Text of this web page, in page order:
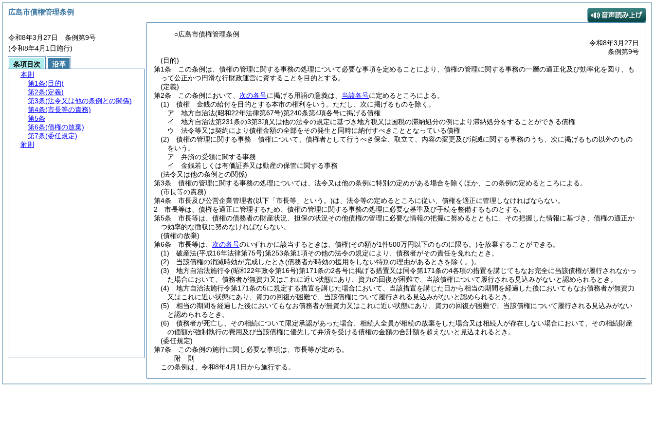
○広島市債権管理条例
令和8年3月27日
条例第9号
(目的)
第1条
この条例は、債権の管理に関する事務の処理について必要な事項を定めることにより、債権の管理に関する事務の一層の適正化及び効率化を図り、も
って公正かつ円滑な行財政運営に資することを目的とする。
(定義)
第2条
この条例において、 次の各号に掲げる用語の意義は、 当該各号に定めるところによる。
(1)
債権 金銭の給付を目的とする本市の権利をいう。 ただし、次に掲げるものを除く。
ア
地方自治法(昭和22年法律第67号)第240条第4項各号に掲げる債権
イ
地方自治法第231条の3第3項又は他の法令の規定に基づき地方税又は国税の滞納処分の例により滞納処分をすることができる債権
ウ
法令等又は契約により債権金額の全部をその発生と同時に納付すべきこととなっている債権
(2)
債権の管理に関する事務 債権について、債権者として行うべき保全、取立て、内容の変更及び消滅に関する事務のうち、次に掲げるもの以外のもの
をいう。
ア
弁済の受領に関する事務
イ
金銭若しくは有価証券又は動産の保管に関する事務
(法令又は他の条例との関係)
第3条
債権の管理に関する事務の処理については、法令又は他の条例に特別の定めがある場合を除くほか、この条例の定めるところによる。
(市長等の責務)
第4条
市長及び公営企業管理者(以下「市長等」という。)は、法令等の定めるところに従い、債権を適正に管理しなければならない。
2
市長等は、債権を適正に管理するため、債権の管理に関する事務の処理に必要な基準及び手続を整備するものとする。
第5条
市長等は、債権の債務者の財産状況、担保の状況その他債権の管理に必要な情報の把握に努めるとともに、その把握した情報に基づき、債権の適正か
つ効率的な徴収に努めなければならない。
(債権の放棄)
第6条
市長等は、 次の各号のいずれかに該当するときは、債権(その額が1件500万円以下のものに限る。)を放棄することができる。
(1)
破産法(平成16年法律第75号)第253条第1項その他の法令の規定により、債務者がその責任を免れたとき。
(2)
当該債権の消滅時効が完成したとき(債務者が時効の援用をしない特別の理由があるときを除く。)。
(3)
地方自治法施行令(昭和22年政令第16号)第171条の2各号に掲げる措置又は同令第171条の4各項の措置を講じてもなお完全に当該債権が履行されなかっ
た場合において、債務者が無資力又はこれに近い状態にあり、資力の回復が困難で、当該債権について履行される見込みがないと認められるとき。
(4)
地方自治法施行令第171条の5に規定する措置を講じた場合において、当該措置を講じた日から相当の期間を経過した後においてもなお債務者が無資力
又はこれに近い状態にあり、資力の回復が困難で、当該債権について履行される見込みがないと認められるとき。
(5)
相当の期間を経過した後においてもなお債務者が無資力又はこれに近い状態にあり、資力の回復が困難で、当該債権について履行される見込みがない
と認められるとき。
(6)
債務者が死亡し、その相続について限定承認があった場合、相続人全員が相続の放棄をした場合又は相続人が存在しない場合において、その相続財産
の価額が強制執行の費用及び当該債権に優先して弁済を受ける債権の金額の合計額を超えないと見込まれるとき。
(委任規定)
第7条
この条例の施行に関し必要な事項は、市長等が定める。
附 則
この条例は、令和8年4月1日から施行する。
広島市債権管理条例
令和8年3月27日 条例第9号
(令和8年4月1日施行)
条項目次
沿革
本則
第1条(目的)
第2条(定義)
第3条(法令又は他の条例との関係)
第4条(市長等の責務)
第5条
第6条(債権の放棄)
第7条(委任規定)
附則